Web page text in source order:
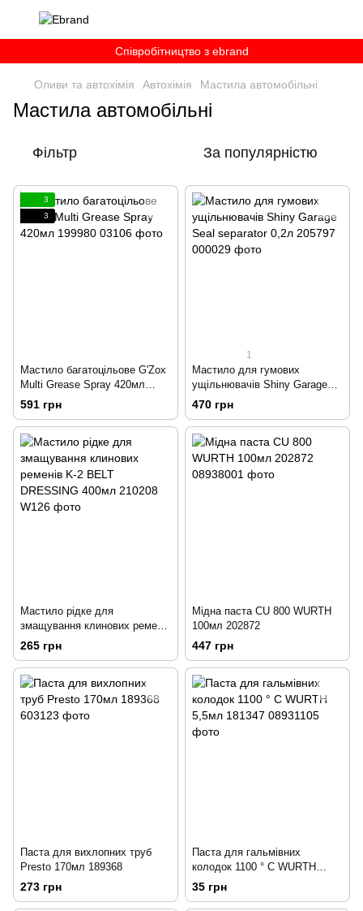
Співробітництво з ebrand
Оливи та автохімія Автохімія Мастила автомобільні
Мастила автомобільні
Фільтр За популярністю
3
3
Мастило багатоцільове G'Zox
Multi Grease Spray 420мл
199980
591 грн
1
Мастило для гумових
ущільнювачів Shiny Garage
Seal separator 0,2л 205797
470 грн
Мастило рідке для
змащування клинових ременів
K-2 BELT DRESSING 400мл
210208
265 грн
Мідна паста CU 800 WURTH
100мл 202872
447 грн
Паста для вихлопних труб
Presto 170мл 189368
273 грн
Паста для гальмівних
колодок 1100 ° С WURTH
5,5мл 181347
35 грн